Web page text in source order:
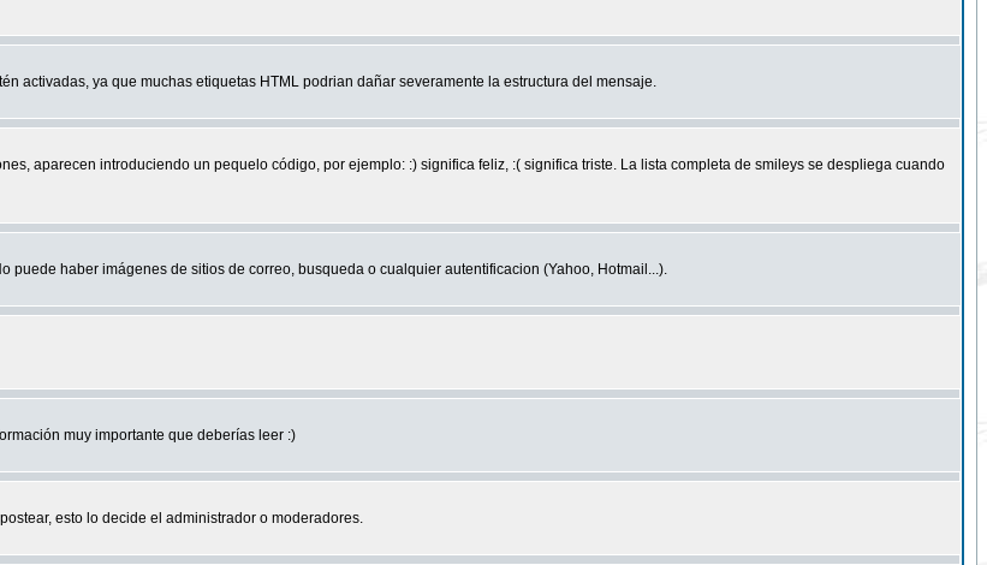
activadas, ya que muchas etiquetas HTML podrian dañar severamente la estructura del mensaje.
aparecen introduciendo un pequelo código, por ejemplo: :) significa feliz, :( significa triste. La lista completa de smileys se despliega cuando
haber imágenes de sitios de correo, busqueda o cualquier autentificacion (Yahoo, Hotmail...).
muy importante que deberías leer :)
esto lo decide el administrador o moderadores.